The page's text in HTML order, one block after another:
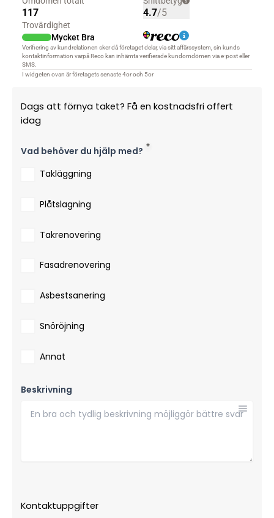
Dags att förnya taket? Få en kostnadsfri offert
idag
Vad behöver du hjälp med?
Takläggning
Plåtslagning
Takrenovering
Fasadrenovering
Asbestsanering
Snöröjning
Annat
Beskrivning
Kontaktuppgifter